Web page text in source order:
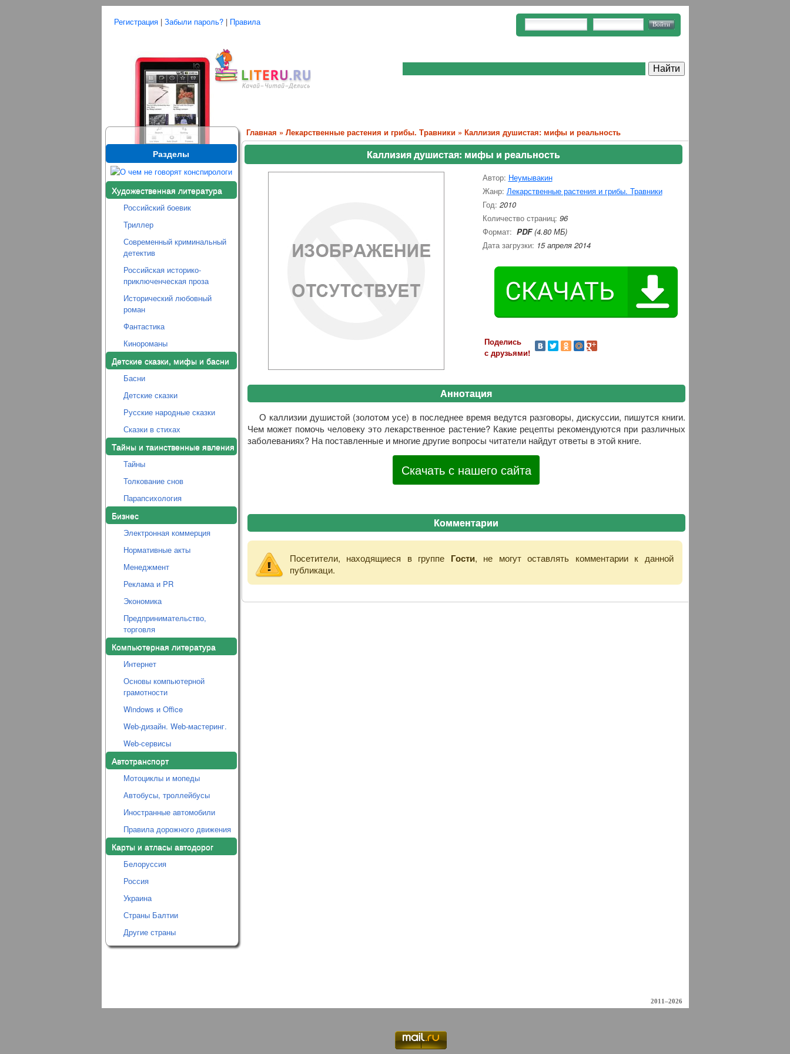
Регистрация| Забыли пароль?| Правила
Разделы
Художественная литература
Российский боевик
Триллер
Современный криминальный
детектив
Российская историко-
приключенческая проза
Исторический любовный
роман
Фантастика
Кинороманы
Детские сказки, мифы и басни
Басни
Детские сказки
Русские народные сказки
Сказки в стихах
Тайны и таинственные явления
Тайны
Толкование снов
Парапсихология
Бизнес
Электронная коммерция
Нормативные акты
Менеджмент
Реклама и PR
Экономика
Предпринимательство,
торговля
Компьютерная литература
Интернет
Основы компьютерной
грамотности
Windows и Office
Web-дизайн. Web-мастеринг.
Web-сервисы
Автотранспорт
Мотоциклы и мопеды
Автобусы, троллейбусы
Иностранные автомобили
Правила дорожного движения
Карты и атласы автодорог
Белоруссия
Россия
Украина
Страны Балтии
Другие страны
Главная » Лекарственные растения и грибы. Травники» Каллизия душистая: мифы и реальность
Каллизия душистая: мифы и реальность
Автор: Неумывакин
Жанр: Лекарственные растения и грибы. Травники
Год: 2010
Количество страниц: 96
Формат: PDF(4.80 МБ)
Дата загрузки: 15 апреля 2014
Поделись
с друзьями!
Аннотация
О каллизии душистой (золотом усе) в последнее время ведутся разговоры, дискуссии, пишутся книги.
Чем может помочь человеку это лекарственное растение? Какие рецепты рекомендуются при различных
заболеваниях? На поставленные и многие другие вопросы читатели найдут ответы в этой книге.
Скачать с нашего сайта
Комментарии
Посетители, находящиеся в группе Гости, не могут оставлять комментарии к данной
публикаци.
2011–2026